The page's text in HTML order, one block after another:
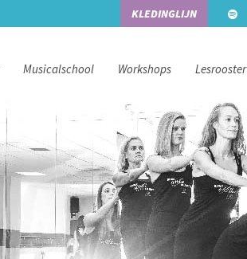
KLEDINGLIJN
Musicalschool Workshops Lesrooster